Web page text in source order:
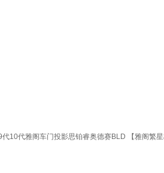
10代雅阁车门投影思铂睿奥德赛BLD 【雅阁繁